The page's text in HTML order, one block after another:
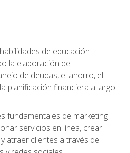
de educación
la elaboración de
de deudas, el ahorro, el
planificación financiera a largo
fundamentales de marketing
servicios en línea, crear
atraer clientes a través de